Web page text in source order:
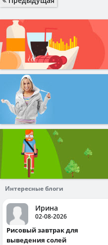
Интересные блоги
Ирина
02-08-2026
Рисовый завтрак для
выведения солей